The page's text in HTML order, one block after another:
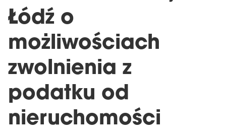
Łódź o
możliwościach
zwolnienia z
podatku od
nieruchomości